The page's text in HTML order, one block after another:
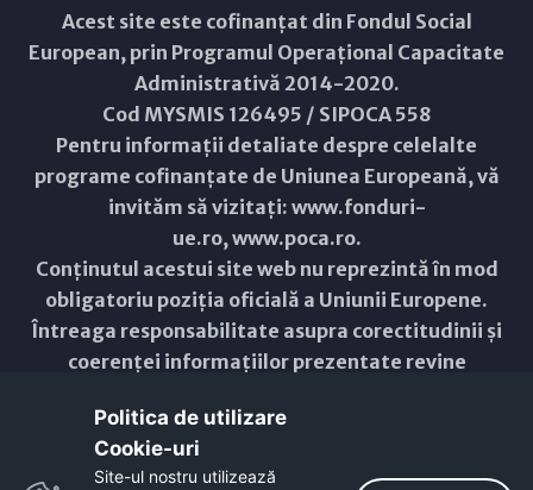
Acest site este cofinanțat din Fondul Social
European, prin Programul Operațional Capacitate
Administrativă 2014-2020.
Cod MYSMIS 126495 / SIPOCA 558
Pentru informații detaliate despre celelalte
programe cofinanțate de Uniunea Europeană, vă
invităm să vizitați: www.fonduri-
ue.ro,www.poca.ro.
Conținutul acestui site web nu reprezintă în mod
obligatoriu poziția oficială a Uniunii Europene.
Întreaga responsabilitate asupra corectitudinii și
coerenței informațiilor prezentate revine
Copyright © 2021 - 2026 -
Politica de utilizare
Cookie-uri‎
Site-ul nostru utilizează